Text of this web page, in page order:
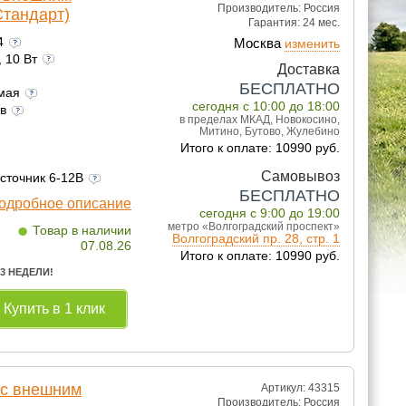
Производитель: Россия
Гарантия: 24 мес.
Москва изменить
Доставка
БЕСПЛАТНО
сегодня с 10:00 до 18:00
в пределах МКАД, Новокосино,
Митино, Бутово, Жулебино
Итого к оплате: 10990 руб.
Самовывоз
БЕСПЛАТНО
сегодня с 9:00 до 19:00
метро «Волгоградский проспект»
Волгоградский пр. 28, стр. 1
Итого к оплате: 10990 руб.
10 Вт
6-12В
описание
• Товар в наличии
07.08.26
НЕДЕЛИ!
Купить в 1 клик
Артикул: 43315
Производитель: Россия
внешним